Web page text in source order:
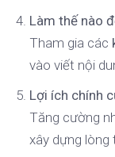
Làm thế nào
Tham gia các
vào viết nội
Lợi ích chính
Tăng cường
xây dựng lòng